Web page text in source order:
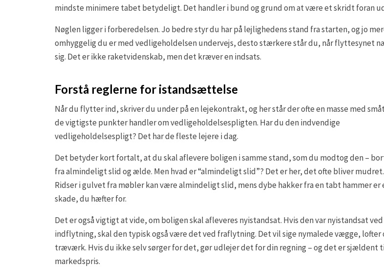
mindste minimere tabet betydeligt. Det handler i bund og grund om at være et skridt foran
Nøglen ligger i forberedelsen. Jo bedre styr du har på lejlighedens stand fra starten, og jo
omhyggelig du er med vedligeholdelsen undervejs, desto stærkere står du, når flyttesynet
sig. Det er ikke raketvidenskab, men det kræver en indsats.
Forstå reglerne for istandsættelse
Når du flytter ind, skriver du under på en lejekontrakt, og her står der ofte en masse med
de vigtigste punkter handler om vedligeholdelsespligten. Har du den indvendige
vedligeholdelsespligt? Det har de fleste lejere i dag.
Det betyder kort fortalt, at du skal aflevere boligen i samme stand, som du modtog den –
fra almindeligt slid og ælde. Men hvad er “almindeligt slid”? Det er her, det ofte bliver mudret.
Ridser i gulvet fra møbler kan være almindeligt slid, mens dybe hakker fra en tabt hammer er
skade, du hæfter for.
Det er også vigtigt at vide, om boligen skal afleveres nyistandsat. Hvis den var nyistandsat ved
indflytning, skal den typisk også være det ved fraflytning. Det vil sige nymalede vægge, lofter
træværk. Hvis du ikke selv sørger for det, gør udlejer det for din regning – og det er sjældent
markedspris.